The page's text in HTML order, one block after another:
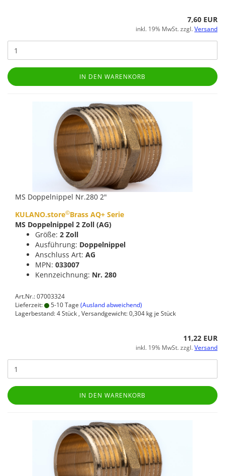
7,60 EUR
inkl. 19% MwSt. zzgl.Versand
IN DEN WARENKORB
MS Doppelnippel Nr.280 2"
KULANO.store©Brass AQ+ Serie
MS Doppelnippel 2 Zoll (AG)
Größe: 2 Zoll
Ausführung: Doppelnippel
Anschluss Art: AG
MPN: 033007
Kennzeichnung: Nr. 280
Art.Nr.: 07003324
Lieferzeit:
5-10 Tage (Ausland abweichend)
Lagerbestand: 4 Stück , Versandgewicht:0,304 kg je Stück
11,22 EUR
inkl. 19% MwSt. zzgl.Versand
IN DEN WARENKORB